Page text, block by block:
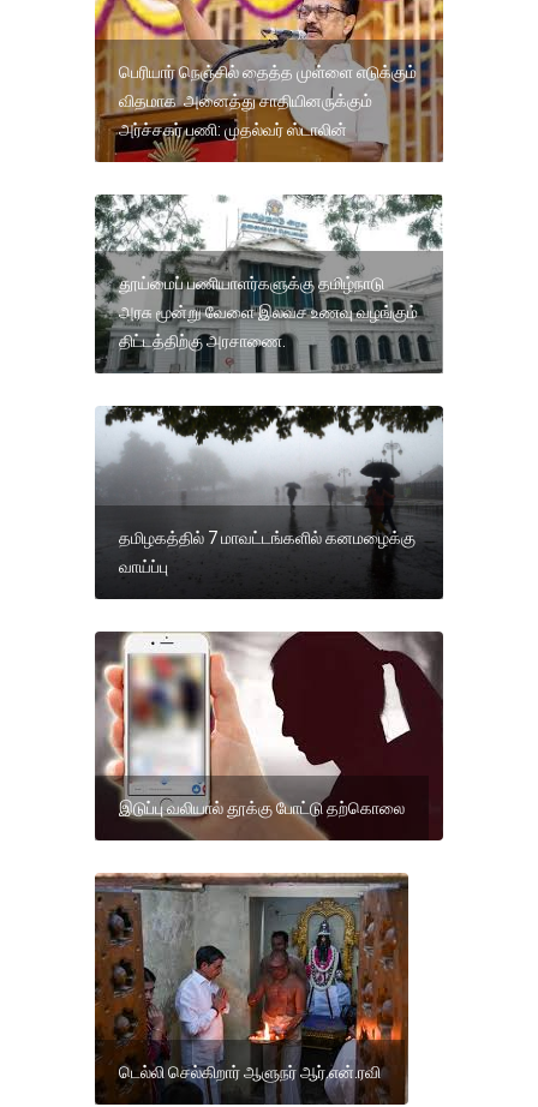
பெரியார் நெஞ்சில் தைத்த முள்ளை எடுக்கும்
விதமாக அனைத்து சாதியினருக்கும்
அர்ச்சகர் பணி: முதல்வர் ஸ்டாலின்
தூய்மைப் பணியாளர்களுக்கு தமிழ்நாடு
அரசு மூன்று வேளை இலவச உணவு வழங்கும்
திட்டத்திற்கு அரசாணை.
தமிழகத்தில் 7 மாவட்டங்களில் கனமழைக்கு
வாய்ப்பு
இடுப்பு வலியால் தூக்கு போட்டு தற்கொலை
டெல்லி செல்கிறார் ஆளுநர் ஆர்.என்.ரவி